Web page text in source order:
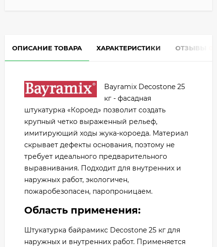
ОПИСАНИЕ ТОВАРА ХАРАКТЕРИСТИКИ ОТЗЫВЫ
Bayramix Decostone 25
кг - фасадная
штукатурка «Короед» позволит создать
крупный четко выраженный рельеф,
имитирующий ходы жука-короеда. Материал
скрывает дефекты основания, поэтому не
требует идеального предварительного
выравнивания. Подходит для внутренних и
наружных работ, экологичен,
пожаробезопасен, паропроницаем.
Область применения:
Штукатурка байрамикс Decostone 25 кг для
наружных и внутренних работ. Применяется